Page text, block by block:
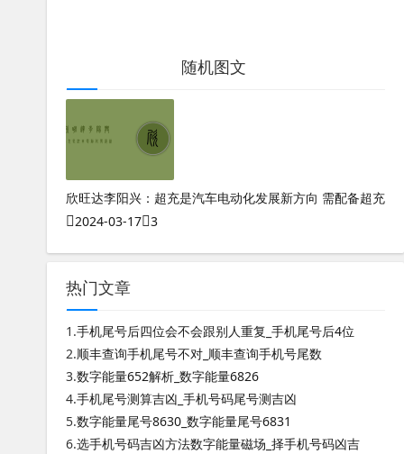
随机图文
欣旺达李阳兴：超充是汽车电动化发展新方向 需配备超充
2024-03-17 3
热门文章
1.手机尾号后四位会不会跟别人重复_手机尾号后4位
2.顺丰查询手机尾号不对_顺丰查询手机号尾数
3.数字能量652解析_数字能量6826
4.手机尾号测算吉凶_手机号码尾号测吉凶
5.数字能量尾号8630_数字能量尾号6831
6.选手机号码吉凶方法数字能量磁场_择手机号码凶吉